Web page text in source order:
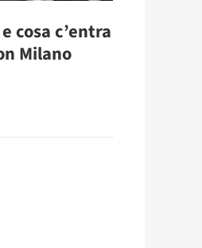
cosa c’entra
Milano